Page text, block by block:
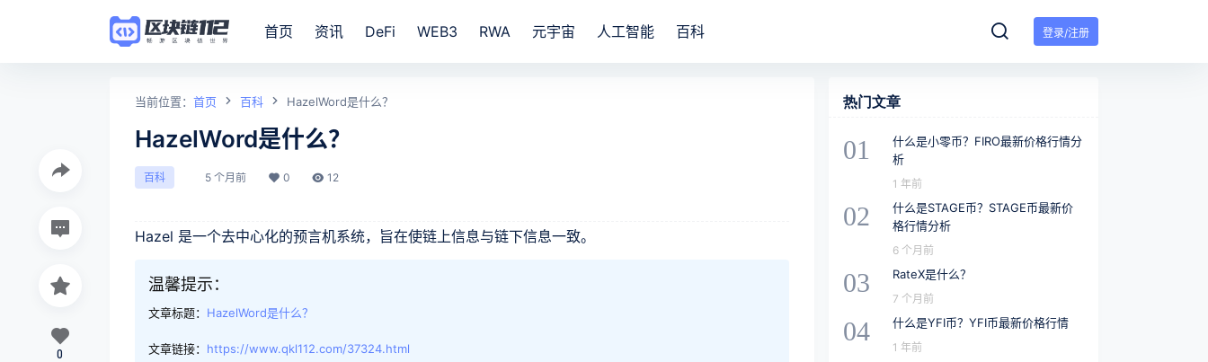
登录/注册
首页 资讯 DeFi WEB3 RWA 元宇宙 人工智能 百科
当前位置： 首页 百科 HazelWord是什么？
HazelWord是什么？
百科 5 个月前 0 12
Hazel 是一个去中心化的预言机系统，旨在使链上信息与链下信息一致。
温馨提示：
文章标题： HazelWord是什么？
文章链接： https://www.qkl112.com/37324.html
0
热门文章
01
什么是小零币？FIRO最新价格行情分
析
1 年前
02
什么是STAGE币？STAGE币最新价
格行情分析
6 个月前
03 RateX是什么？
7 个月前
04 什么是YFI币？YFI币最新价格行情
1 年前